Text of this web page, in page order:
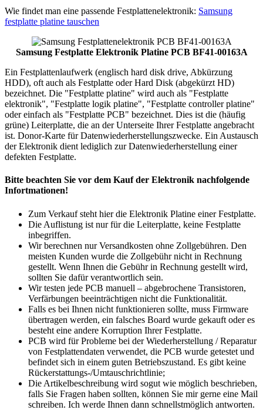
Wie findet man eine passende Festplattenelektronik: Samsung
festplatte platine tauschen
Samsung Festplatte Elektronik Platine PCB BF41-00163A
Ein Festplattenlaufwerk (englisch hard disk drive, Abkürzung
HDD), oft auch als Festplatte oder Hard Disk (abgekürzt HD)
bezeichnet. Die "Festplatte platine" wird auch als "Festplatte
elektronik", "Festplatte logik platine", "Festplatte controller platine"
oder einfach als "Festplatte PCB" bezeichnet. Dies ist die (häufig
grüne) Leiterplatte, die an der Unterseite Ihrer Festplatte angebracht
ist. Donor-Karte für Datenwiederherstellungszwecke. Ein Austausch
der Elektronik dient lediglich zur Datenwiederherstellung einer
defekten Festplatte.
Bitte beachten Sie vor dem Kauf der Elektronik nachfolgende
Infortmationen!
Zum Verkauf steht hier die Elektronik Platine einer Festplatte.
Die Auflistung ist nur für die Leiterplatte, keine Festplatte
inbegriffen.
Wir berechnen nur Versandkosten ohne Zollgebühren. Den
meisten Kunden wurde die Zollgebühr nicht in Rechnung
gestellt. Wenn Ihnen die Gebühr in Rechnung gestellt wird,
sollten Sie dafür verantwortlich sein.
Wir testen jede PCB manuell – abgebrochene Transistoren,
Verfärbungen beeinträchtigen nicht die Funktionalität.
Falls es bei Ihnen nicht funktionieren sollte, muss Firmware
übertragen werden, ein falsches Board wurde gekauft oder es
besteht eine andere Korruption Ihrer Festplatte.
PCB wird für Probleme bei der Wiederherstellung / Reparatur
von Festplattendaten verwendet, die PCB wurde getestet und
befindet sich in einem guten Betriebszustand. Es gibt keine
Rückerstattungs-/Umtauschrichtlinie;
Die Artikelbeschreibung wird sogut wie möglich beschrieben,
falls Sie Fragen haben sollten, können Sie mir gerne eine Mail
schreiben. Ich werde Ihnen dann schnellstmöglich antworten.